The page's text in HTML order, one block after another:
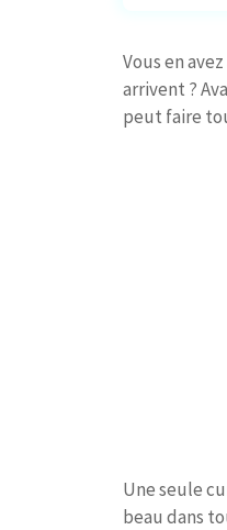
Vous en
arrivent ?
peut faire
Une seule
beau dans